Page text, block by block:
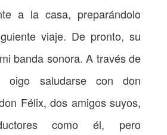
a la casa, preparándolo
viaje. De pronto, su
banda sonora. A través de
oigo saludarse con don
Félix, dos amigos suyos,
como él, pero